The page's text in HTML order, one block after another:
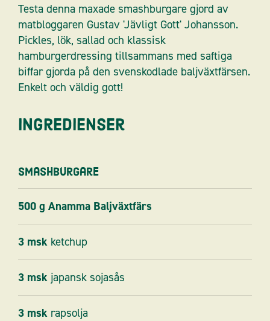
Testa denna maxade smashburgare gjord av
matbloggaren Gustav 'Jävligt Gott' Johansson.
Pickles, lök, sallad och klassisk
hamburgerdressing tillsammans med saftiga
biffar gjorda på den svenskodlade baljväxtfärsen.
Enkelt och väldig gott!
Ingredienser
Smashburgare
500 g Anamma Baljväxtfärs
3 msk ketchup
3 msk japansk sojasås
3 msk rapsolja